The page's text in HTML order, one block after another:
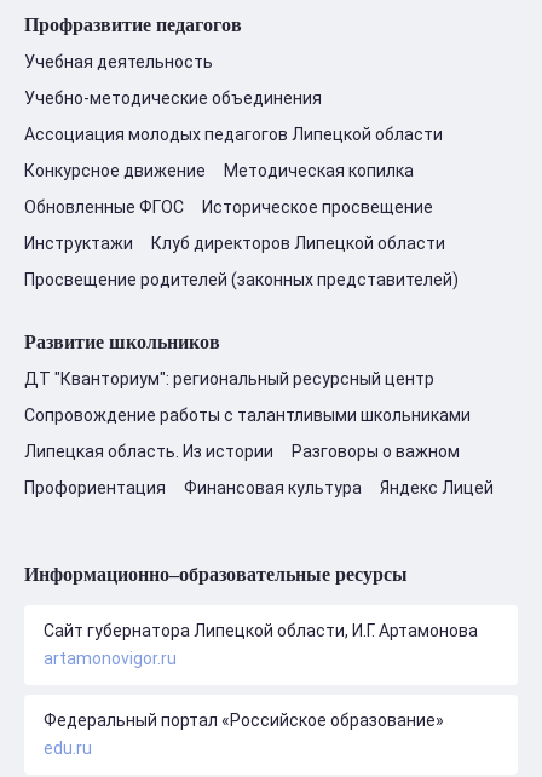
Профразвитие педагогов
Учебная деятельность
Учебно-методические объединения
Ассоциация молодых педагогов Липецкой области
Конкурсное движение
Методическая копилка
Обновленные ФГОС
Историческое просвещение
Инструктажи
Клуб директоров Липецкой области
Просвещение родителей (законных представителей)
Развитие школьников
ДТ "Кванториум": региональный ресурсный центр
Сопровождение работы с талантливыми школьниками
Липецкая область. Из истории
Разговоры о важном
Профориентация
Финансовая культура Яндекс Лицей
Информационно–образовательные ресурсы
Сайт губернатора Липецкой области, И.Г. Артамонова
artamonovigor.ru
Федеральный портал «Российское образование»
edu.ru